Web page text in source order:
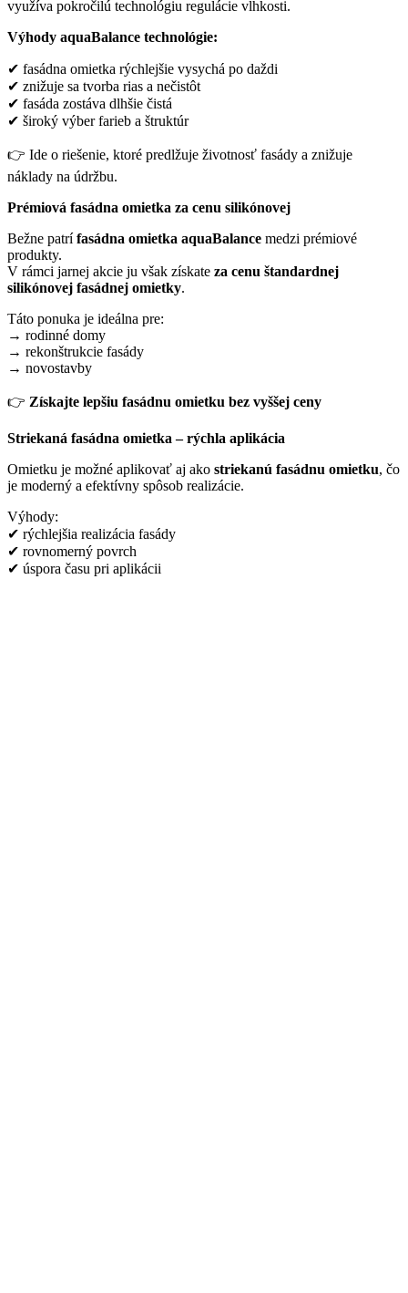
využíva pokročilú technológiu regulácie vlhkosti.
Výhody aquaBalance technológie:
✔ fasádna omietka rýchlejšie vysychá po daždi
✔ znižuje sa tvorba rias a nečistôt
✔ fasáda zostáva dlhšie čistá
✔ široký výber farieb a štruktúr
👉 Ide o riešenie, ktoré predlžuje životnosť fasády a znižuje
náklady na údržbu.
Prémiová fasádna omietka za cenu silikónovej
Bežne patrífasádna omietka aquaBalance medzi prémiové
produkty.
V rámci jarnej akcie ju však získate za cenu štandardnej
silikónovej fasádnej omietky.
Táto ponuka je ideálna pre:
→ rodinné domy
→ rekonštrukcie fasády
→ novostavby
👉 Získajte lepšiu fasádnu omietku bez vyššej ceny
Striekaná fasádna omietka – rýchla aplikácia
Omietku je možné aplikovať aj ako striekanú fasádnu omietku, čo
je moderný a efektívny spôsob realizácie.
Výhody:
✔ rýchlejšia realizácia fasády
✔ rovnomerný povrch
✔ úspora času pri aplikácii